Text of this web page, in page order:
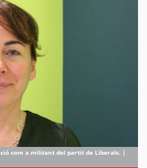
com a militant del partit de Liberals. |